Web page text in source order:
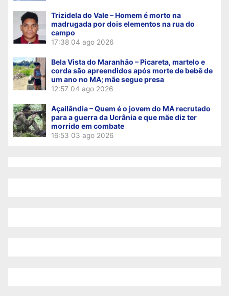
Trizidela do Vale – Homem é morto na
madrugada por dois elementos na rua do
campo
17:38 04 ago 2026
Bela Vista do Maranhão – Picareta, martelo e
corda são apreendidos após morte de bebê de
um ano no MA; mãe segue presa
12:57 04 ago 2026
Açailândia – Quem é o jovem do MA recrutado
para a guerra da Ucrânia e que mãe diz ter
morrido em combate
16:53 03 ago 2026